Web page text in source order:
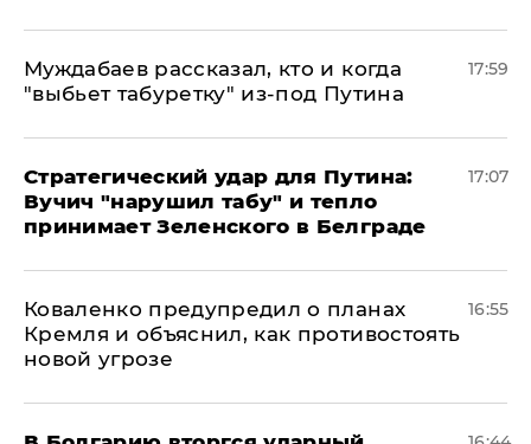
Муждабаев рассказал, кто и когда
"выбьет табуретку" из-под Путина
17:59
Стратегический удар для Путина:
Вучич "нарушил табу" и тепло
принимает Зеленского в Белграде
17:07
Коваленко предупредил о планах
Кремля и объяснил, как противостоять
новой угрозе
16:55